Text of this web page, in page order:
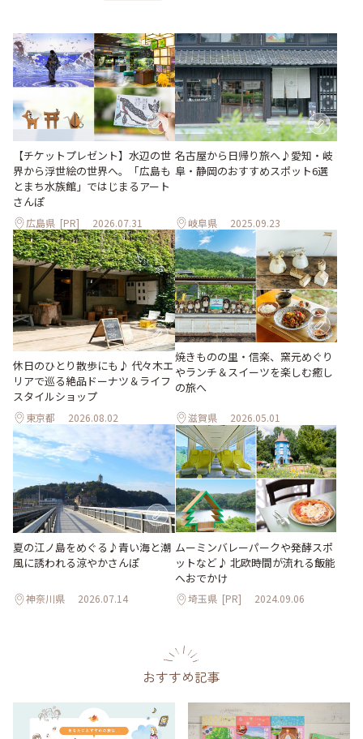
【チケットプレゼント】水辺の世
界から浮世絵の世界へ。「広島も
とまち水族館」ではじまるアート
さんぽ
広島県 [PR] 2026.07.31
名古屋から日帰り旅へ♪愛知・岐
阜・静岡のおすすめスポット6選
岐阜県 2025.09.23
休日のひとり散歩にも♪ 代々木エ
リアで巡る絶品ドーナツ＆ライフ
スタイルショップ
東京都 2026.08.02
焼きものの里・信楽、窯元めぐり
やランチ＆スイーツを楽しむ癒し
の旅へ
滋賀県 2026.05.01
夏の江ノ島をめぐる♪青い海と潮
風に誘われる涼やかさんぽ
神奈川県 2026.07.14
ムーミンバレーパークや発酵スポ
ットなど♪ 北欧時間が流れる飯能
へおでかけ
埼玉県 [PR] 2024.09.06
おすすめ記事